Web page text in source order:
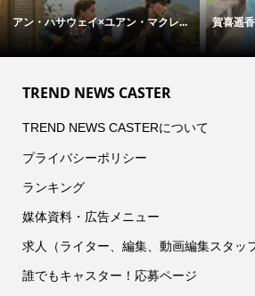
アン・ハサウェイ×ユアン・マクレ... 賀喜遥
TREND NEWS CASTER
TREND NEWS CASTERについて
プライバシーポリシー
ランキング
媒体資料・広告メニュー
求人（ライター、編集、動画編集スタッ
誰でもキャスター！応募ページ